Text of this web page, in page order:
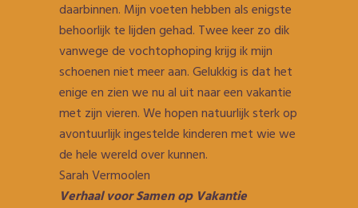
daarbinnen. Mijn voeten hebben als enigste
behoorlijk te lijden gehad. Twee keer zo dik
vanwege de vochtophoping krijg ik mijn
schoenen niet meer aan. Gelukkig is dat het
enige en zien we nu al uit naar een vakantie
met zijn vieren. We hopen natuurlijk sterk op
avontuurlijk ingestelde kinderen met wie we
de hele wereld over kunnen.
Sarah Vermoolen
Verhaal voor Samen op Vakantie